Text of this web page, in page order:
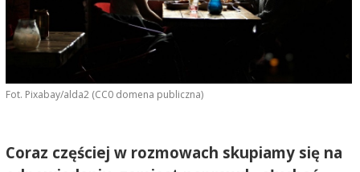
Fot. Pixabay/alda2 (CC0 domena publiczna)
Coraz częściej w rozmowach skupiamy się na